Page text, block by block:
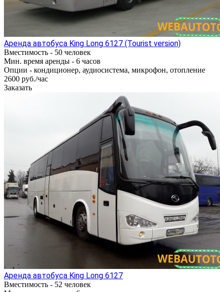
Аренда автобуса King Long 6127 (Tourist version)
Вместимость - 50 человек
Мин. время аренды - 6 часов
Опции - кондиционер, аудиосистема, микрофон, отопление
2600 руб./час
Заказать
Аренда автобуса King Long 6127
Вместимость - 52 человек